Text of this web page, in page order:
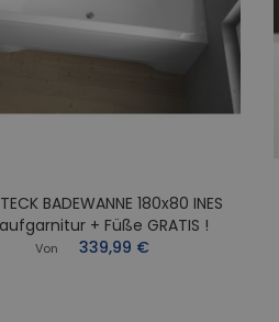
BADEWANNE 180x80 INES
+ Füße GRATIS !
Von 339,99 €